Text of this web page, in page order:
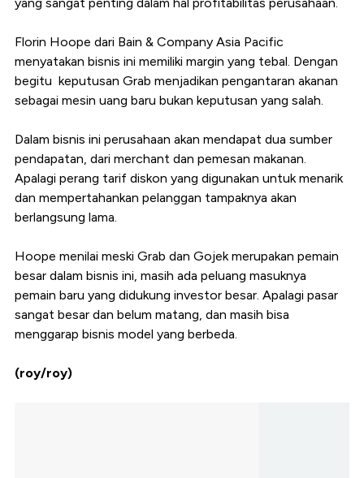
Florin Hoope dari Bain & Company Asia Pacific
menyatakan bisnis ini memiliki margin yang tebal. Dengan
begitu keputusan Grab menjadikan pengantaran akanan
sebagai mesin uang baru bukan keputusan yang salah.
Dalam bisnis ini perusahaan akan mendapat dua sumber
pendapatan, dari merchant dan pemesan makanan.
Apalagi perang tarif diskon yang digunakan untuk menarik
dan mempertahankan pelanggan tampaknya akan
berlangsung lama.
Hoope menilai meski Grab dan Gojek merupakan pemain
besar dalam bisnis ini, masih ada peluang masuknya
pemain baru yang didukung investor besar. Apalagi pasar
sangat besar dan belum matang, dan masih bisa
menggarap bisnis model yang berbeda.
(roy/roy)